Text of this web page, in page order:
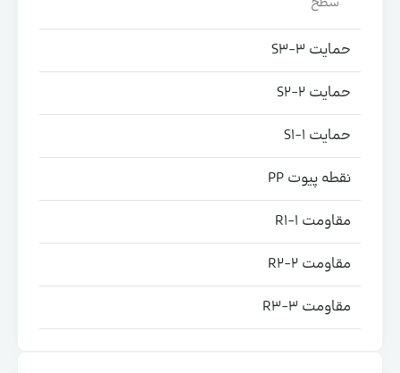
حمایت S3-3
حمایت S2-2
حمایت S1-1
نقطه پیوت PP
مقاومت R1-1
مقاومت R2-2
مقاومت R3-3